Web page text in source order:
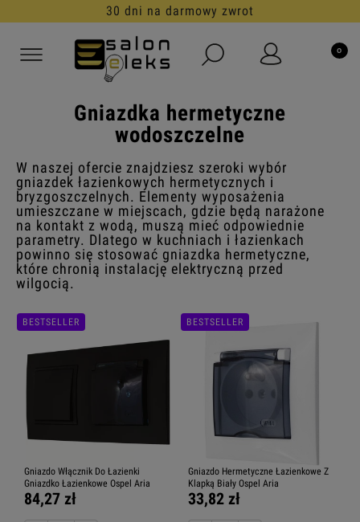
30 dni na darmowy zwrot
Gniazdka hermetyczne
wodoszczelne
W naszej ofercie znajdziesz szeroki wybór
gniazdek łazienkowych hermetycznych i
bryzgoszczelnych. Elementy wyposażenia
umieszczane w miejscach, gdzie będą narażone
na kontakt z wodą, muszą mieć odpowiednie
parametry. Dlatego w kuchniach i łazienkach
powinno się stosować gniazdka hermetyczne,
które chronią instalację elektryczną przed
wilgocią.
Gniazdo Włącznik Do Łazienki
Gniazdko Łazienkowe Ospel Aria
84,27 zł
BESTSELLER
Gniazdo Hermetyczne Łazienkowe Z
Klapką Biały Ospel Aria
33,82 zł
BESTSELLER